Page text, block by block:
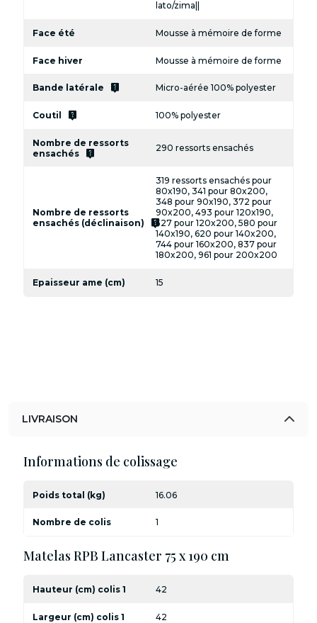
lato/zima||
Face été Mousse à mémoire de forme
Face hiver Mousse à mémoire de forme
Bande latérale live_help Micro-aérée 100% polyester
Coutil live_help 100% polyester
Nombre de ressorts
ensachés
live_help 290 ressorts ensachés
Nombre de ressorts
ensachés (déclinaison)
live_help
319 ressorts ensachés pour
80x190, 341 pour 80x200,
348 pour 90x190, 372 pour
90x200, 493 pour 120x190,
527 pour 120x200, 580 pour
140x190, 620 pour 140x200,
744 pour 160x200, 837 pour
180x200, 961 pour 200x200
Epaisseur ame (cm) 15
LIVRAISON
Informations de colissage
Poids total (kg) 16.06
Nombre de colis 1
Matelas RPB Lancaster 75 x 190 cm
Hauteur (cm) colis 1 42
Largeur (cm) colis 1 42